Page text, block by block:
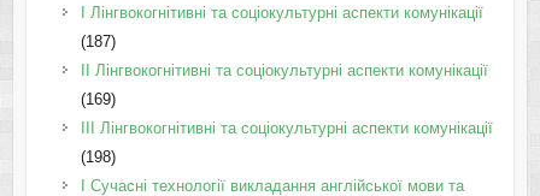
I Лінгвокогнітивні та соціокультурні аспекти комунікації
(187)
IІ Лінгвокогнітивні та соціокультурні аспекти комунікації
(169)
IІI Лінгвокогнітивні та соціокультурні аспекти комунікації
(198)
I Cучасні технології викладання англійської мови та